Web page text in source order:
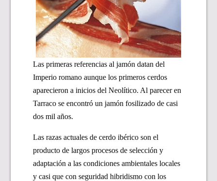
Las primeras referencias al jamón datan del
Imperio romano aunque los primeros cerdos
aparecieron a inicios del Neolítico. Al parecer en
Tarraco se encontró un jamón fosilizado de casi
dos mil años.
Las razas actuales de cerdo ibérico son el
producto de largos procesos de selección y
adaptación a las condiciones ambientales locales
y casi que con seguridad hibridismo con los